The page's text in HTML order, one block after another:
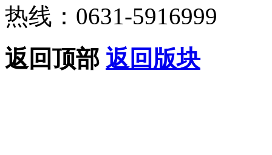
热线：0631-5916999
返回顶部 返回版块